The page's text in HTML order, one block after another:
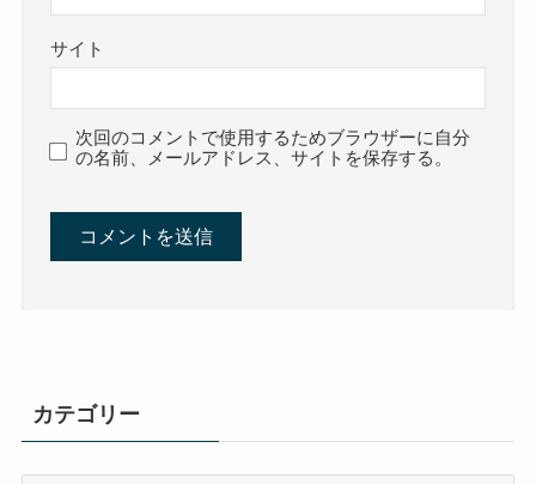
サイト
次回のコメントで使用するためブラウザーに自分
の名前、メールアドレス、サイトを保存する。
カテゴリー